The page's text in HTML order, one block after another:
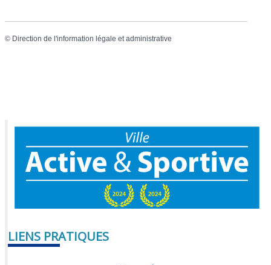
© Direction de l'information légale et administrative
LIENS PRATIQUES